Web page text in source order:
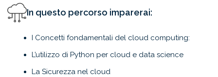
In questo percorso imparerai:
I Concetti fondamentali del cloud computing:
L’utilizzo di Python per cloud e data science
La Sicurezza nel cloud